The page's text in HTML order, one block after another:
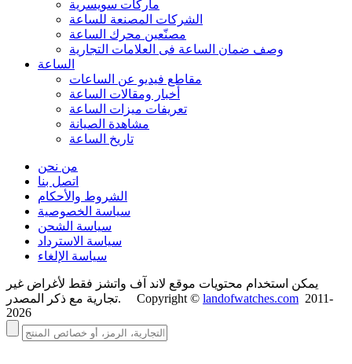
ماركات سويسرية
الشركات المصنعة للساعة
مصنّعين محرك الساعة
وصف ضمان الساعة فی العلامات التجارية
الساعة
مقاطع فيديو عن الساعات
أخبار ومقالات الساعة
تعريفات ميزات الساعة
مشاهدة الصيانة
تاريخ الساعة
من نحن
اتصل بنا
الشروط والأحكام
سياسة الخصوصية
سياسة الشحن
سياسة الاسترداد
سياسة الإلغاء
يمكن استخدام محتويات موقع لاند آف واتشز فقط لأغراض غير
تجارية مع ذكر المصدر. Copyright © landofwatches.com 2011-
2026